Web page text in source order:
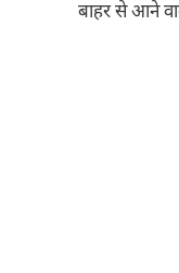
बाहर से आने